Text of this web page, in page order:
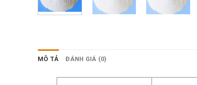
MÔ TẢ ĐÁNH GIÁ (0)